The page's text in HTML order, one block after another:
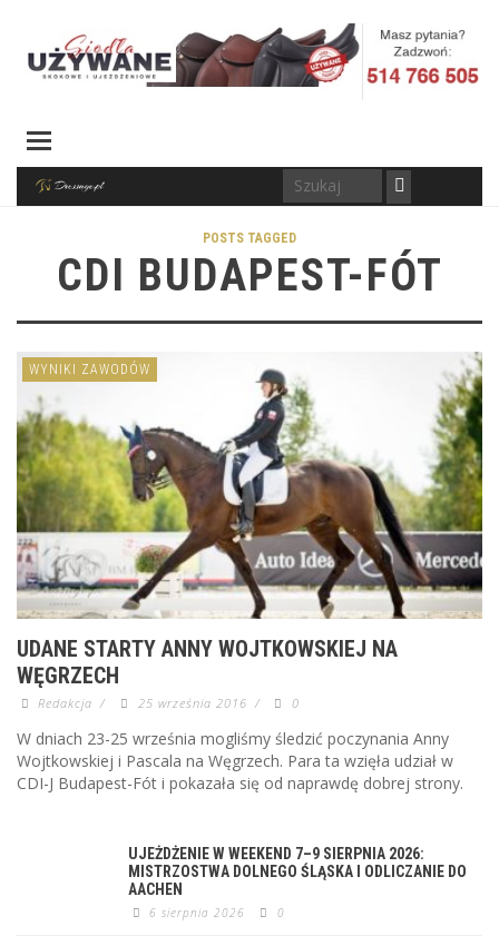
POSTS TAGGED
CDI BUDAPEST-FÓT
WYNIKI ZAWODÓW
UDANE STARTY ANNY WOJTKOWSKIEJ NA
WĘGRZECH
Redakcja / 25 września 2016 / 0
W dniach 23-25 września mogliśmy śledzić poczynania Anny
Wojtkowskiej i Pascala na Węgrzech. Para ta wzięła udział w
CDI-J Budapest-Fót i pokazała się od naprawdę dobrej strony.
UJEŻDŻENIE W WEEKEND 7–9 SIERPNIA 2026:
MISTRZOSTWA DOLNEGO ŚLĄSKA I ODLICZANIE DO
AACHEN
6 sierpnia 2026 0